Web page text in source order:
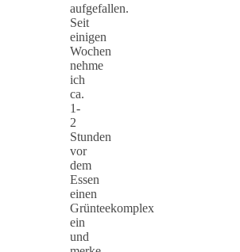
aufgefallen.
Seit
einigen
Wochen
nehme
ich
ca.
1-
2
Stunden
vor
dem
Essen
einen
Grünteekomplex
ein
und